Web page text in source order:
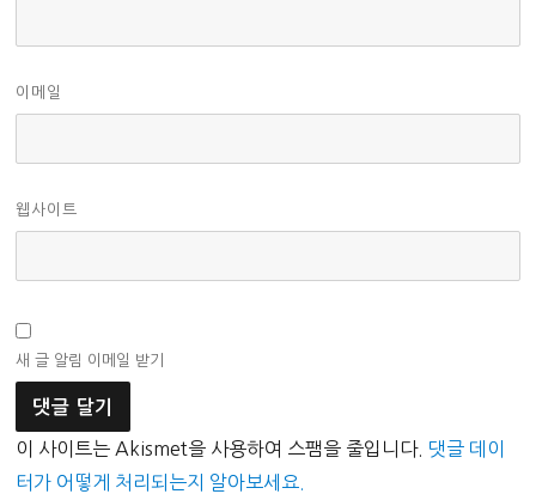
이메일
웹사이트
새 글 알림 이메일 받기
이 사이트는 Akismet을 사용하여 스팸을 줄입니다. 댓글 데이
터가 어떻게 처리되는지 알아보세요.